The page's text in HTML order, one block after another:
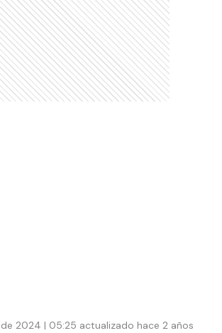
2024 | 05:25 actualizado hace 2 años